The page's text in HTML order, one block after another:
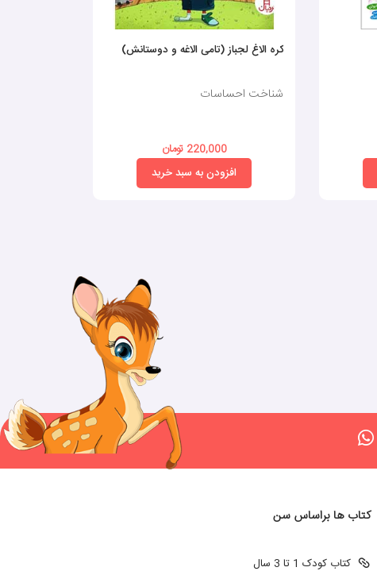
کره الاغ لجباز (تامی الاغه و دوستانش)
شناخت احساسات
220,000 تومان
افزودن به سبد خرید
کتاب ها براساس سن
کتاب کودک 1 تا 3 سال